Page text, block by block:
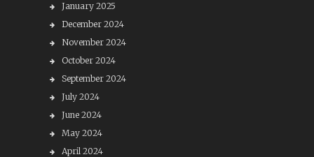
January 2025
December 2024
November 2024
October 2024
September 2024
July 2024
June 2024
May 2024
April 2024